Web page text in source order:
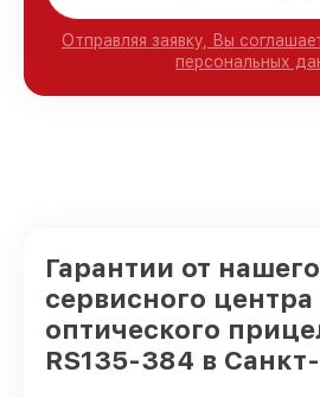
Отправляя заявку, Вы
персональных
Гарантии от нашего
сервисного центра
оптического
RS135-384 в